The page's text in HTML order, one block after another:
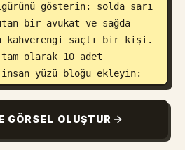
gösterin: solda sarı
bir avukat ve sağda
kahverengi saçlı bir kişi.
tam olarak 10 adet
yüzü bloğu ekleyin:
dikdörtgen yüz, sol
arka plan izleyicileri
yüz ve sağ arka plan
GÖRSEL OLUŞTUR